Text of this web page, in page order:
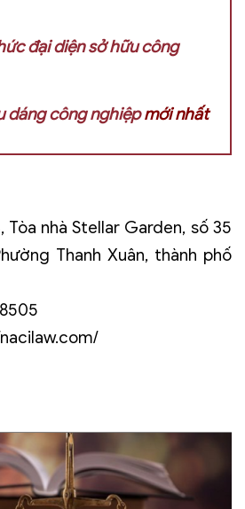
đại diện sở hữu công
dáng công nghiệpmới nhất
Tòa nhà Stellar Garden, số 35
Thanh Xuân, thành phố